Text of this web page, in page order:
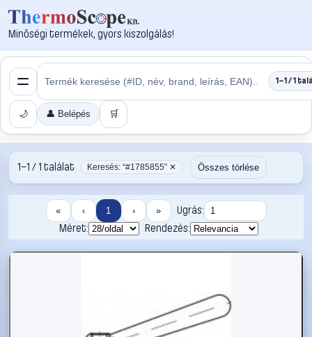
Minőségi termékek, gyors kiszolgálás!
1–1 / 1
🌙 👤 Belépés 🛒
1–1 / 1 találat Keresés: “#1785855” ✕ Összes törlése
« ‹ 1 › »
Ugrás:
Méret:
Rendezés: